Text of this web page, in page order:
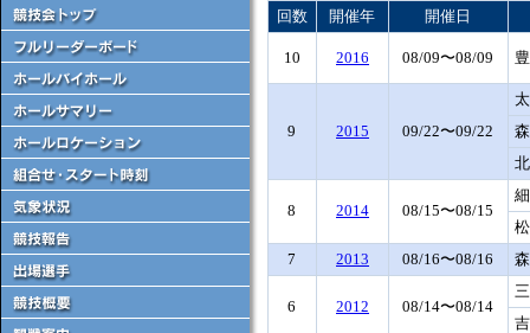
回数 開催年 開催日
10 2016 08/09〜08/09
9 2015 09/22〜09/22
8 2014 08/15〜08/15
7
2013 08/16〜08/16
6 2012 08/14〜08/14